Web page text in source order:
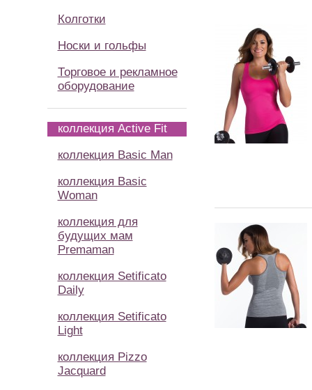
Колготки
Носки и гольфы
Торговое и рекламное
оборудование
коллекция Active Fit
коллекция Basic Man
коллекция Basic
Woman
коллекция для
будущих мам
Premaman
коллекция Setificato
Daily
коллекция Setificato
Light
коллекция Pizzo
Jacquard